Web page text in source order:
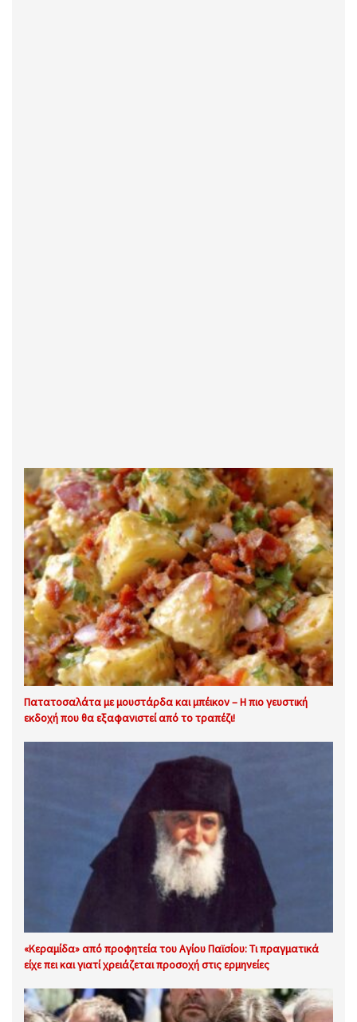
Πατατοσαλάτα με μουστάρδα και μπέικον – Η πιο γευστική
εκδοχή που θα εξαφανιστεί από το τραπέζι!
«Κεραμίδα» από προφητεία του Αγίου Παϊσίου: Τι πραγματικά
είχε πει και γιατί χρειάζεται προσοχή στις ερμηνείες